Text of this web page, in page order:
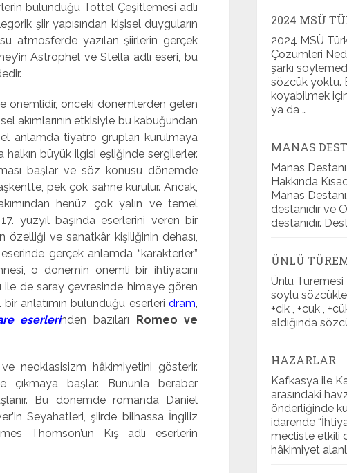
bulunduğu Tottel Çeşitlemesi adlı
şiir yapısından kişisel duyguların
atmosferde yazılan şiirlerin gerçek
Astrophel ve Stella adlı eseri, bu
önemlidir, önceki dönemlerden gelen
akımlarının etkisiyle bu kabuğundan
anlamda tiyatro grupları kurulmaya
büyük ilgisi eşliğinde sergilerler.
başlar ve söz konusu dönemde
pek çok sahne kurulur. Ancak,
henüz çok yalın ve temel
yüzyıl başında eserlerini veren bir
özelliği ve sanatkâr kişiliğinin dehası,
gerçek anlamda “karakterler”
o dönemin önemli bir ihtiyacını
ile de saray çevresinde himaye gören
anlatımın bulunduğu eserleri dram,
eserlerinden bazıları Romeo ve
ve neoklasisizm hâkimiyetini gösterir.
çıkmaya başlar. Bununla beraber
Bu dönemde romanda Daniel
Seyahatleri, şiirde bilhassa İngiliz
Thomson’un Kış adlı eserlerin
2024 MSÜ
2024 MSÜ
Çözümleri
şarkı
sözcük yoktu.
koyabilmek
ya da …
MANAS
Manas
Hakkında
Manas
destanıdır ve
destanıdır.
ÜNLÜ
Ünlü Türemesi
soylu
+cik , +cuk ,
aldığında
HAZARLAR
Kafkasya ile
arasındaki
önderliğinde
idarende
mecliste etkili
hâkimiyet